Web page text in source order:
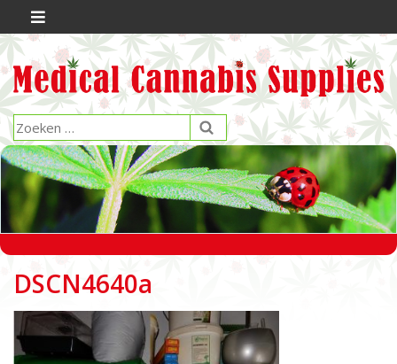
DSCN4640a